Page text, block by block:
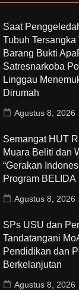
Saat
Tubuh
Barang Bukti
Satresnarkoba
Linggau
Dirumah
Agustus 8, 2026
Semangat HUT
Muara Beliti dan
“Gerakan
Program BELIDA
Agustus 8, 2026
SPs USU dan
Tandatangani
Pendidikan dan
Berkelanjutan
Agustus 8, 2026